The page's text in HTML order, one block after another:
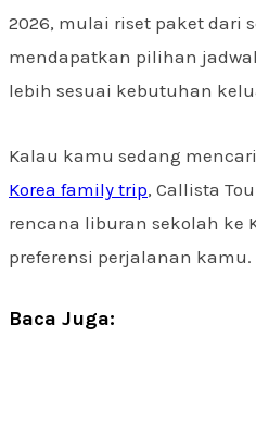
2026, mulai riset paket dari
mendapatkan pilihan
lebih sesuai kebutuhan
Kalau kamu sedang
Korea family trip, Callista
rencana liburan sekolah ke
preferensi perjalanan kamu.
Baca Juga: